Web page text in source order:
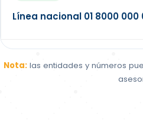
Línea nacional 01 8000 000
Nota:las entidades y números